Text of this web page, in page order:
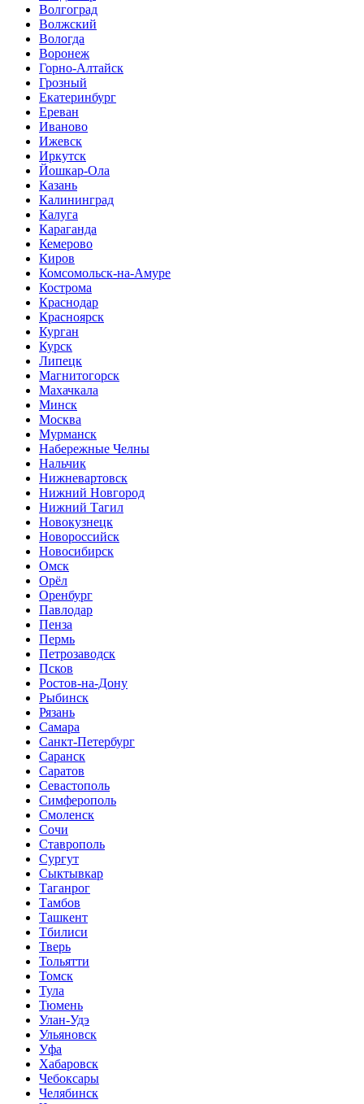
Волгоград
Волжский
Вологда
Воронеж
Горно-Алтайск
Грозный
Екатеринбург
Ереван
Иваново
Ижевск
Иркутск
Йошкар-Ола
Казань
Калининград
Калуга
Караганда
Кемерово
Киров
Комсомольск-на-Амуре
Кострома
Краснодар
Красноярск
Курган
Курск
Липецк
Магнитогорск
Махачкала
Минск
Москва
Мурманск
Набережные Челны
Нальчик
Нижневартовск
Нижний Новгород
Нижний Тагил
Новокузнецк
Новороссийск
Новосибирск
Омск
Орёл
Оренбург
Павлодар
Пенза
Пермь
Петрозаводск
Псков
Ростов-на-Дону
Рыбинск
Рязань
Самара
Санкт-Петербург
Саранск
Саратов
Севастополь
Симферополь
Смоленск
Сочи
Ставрополь
Сургут
Сыктывкар
Таганрог
Тамбов
Ташкент
Тбилиси
Тверь
Тольятти
Томск
Тула
Тюмень
Улан-Удэ
Ульяновск
Уфа
Хабаровск
Чебоксары
Челябинск